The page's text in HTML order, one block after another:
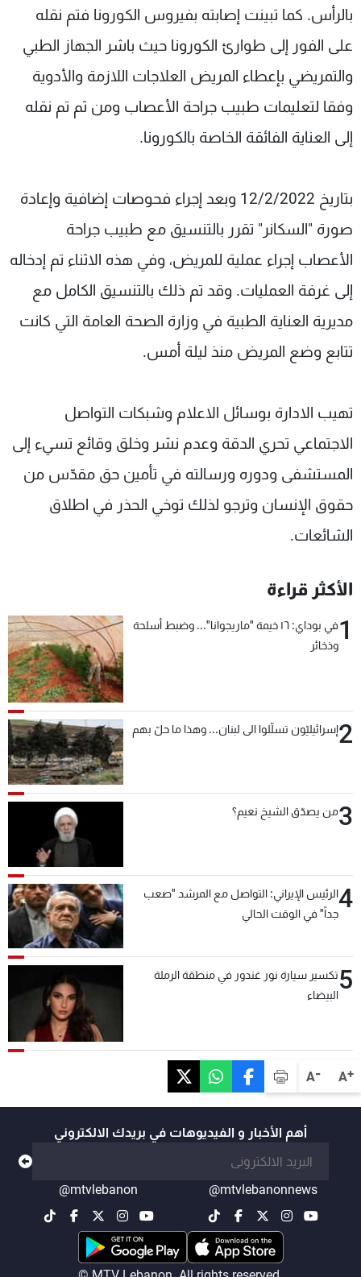
A+
A-
بالرأس. كما تبينت إصابته بفيروس الكورونا فتم نقله
على الفور إلى طوارئ الكورونا حيث باشر الجهاز الطبي
والتمريضي بإعطاء المريض العلاجات اللازمة والأدوية
وفقا لتعليمات طبيب جراحة الأعصاب ومن ثم تم نقله
إلى العناية الفائقة الخاصة بالكورونا.
بتاريخ 12/2/2022 وبعد إجراء فحوصات إضافية وإعادة
صورة "السكانر" تقرر بالتنسيق مع طبيب جراحة
الأعصاب إجراء عملية للمريض، وفي هذه الاثناء تم إدخاله
إلى غرفة العمليات. وقد تم ذلك بالتنسيق الكامل مع
مديرية العناية الطبية في وزارة الصحة العامة التي كانت
تتابع وضع المريض منذ ليلة أمس.
تهيب الادارة بوسائل الاعلام وشبكات التواصل
الاجتماعي تحري الدقة وعدم نشر وخلق وقائع تسيء إلى
المستشفى ودوره ورسالته في تأمين حق مقدّس من
حقوق الإنسان وترجو لذلك توخي الحذر في اطلاق
الشائعات.
الأكثر قراءة
1
في بوداي: ١٦ خيمة "ماريجوانا"... وضبط أسلحة
وذخائر
2إسرائيليّون تسلّلوا الى لبنان... وهذا ما حلّ بهم
3من يصدّق الشيخ نعيم؟
4الرئيس الإيراني: التواصل مع المرشد "صعب
جداً" في الوقت الحالي
5تكسير سيارة نور غندور في منطقة الرملة
البيضاء
أهم الأخبار و الفيديوهات في بريدك الالكتروني
@mtvlebanonnews
@mtvlebanon